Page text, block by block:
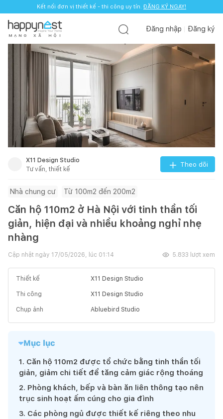
Kết nối đơn vị thiết kế - thi công uy tín. ĐĂNG KÝ NGAY!
M Ạ N G X Ã H Ộ I
Đăng nhập Đăng ký
X11 Design Studio
Tư vấn, thiết kế
Theo dõi
Nhà chung cư Từ 100m2 đến 200m2
Căn hộ 110m2 ở Hà Nội với tinh thần tối
giản, hiện đại và nhiều khoảng nghỉ nhẹ
nhàng
Cập nhật ngày 17/05/2026, lúc 01:14 5.833 lượt xem
Thiết kế X11 Design Studio
Thi công X11 Design Studio
Chụp ảnh Abluebird Studio
Mục lục
1. Căn hộ 110m2 được tổ chức bằng tinh thần tối
giản, giảm chi tiết để tăng cảm giác rộng thoáng
2. Phòng khách, bếp và bàn ăn liên thông tạo nên
trục sinh hoạt ấm cúng cho gia đình
3. Các phòng ngủ được thiết kế riêng theo nhu